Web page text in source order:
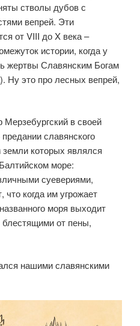
стволы дубов с
вепрей. Эти
от VIII до X века –
истории, когда у
жертвы Славянским Богам
Ну это про лесных вепрей,
в своей
славянского
которых являлся
море:
суевериями,
что когда им угрожает
моря выходит
от пены,
нашими славянскими